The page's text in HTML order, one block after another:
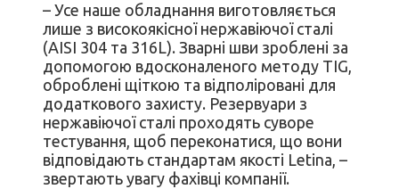
– Усе наше обладнання виготовляється
лише з високоякісної нержавіючої сталі
(AISI 304 та 316L). Зварні шви зроблені за
допомогою вдосконаленого методу TIG,
оброблені щіткою та відполіровані для
додаткового захисту. Резервуари з
нержавіючої сталі проходять суворе
тестування, щоб переконатися, що вони
відповідають стандартам якості Letina, –
звертають увагу фахівці компанії.